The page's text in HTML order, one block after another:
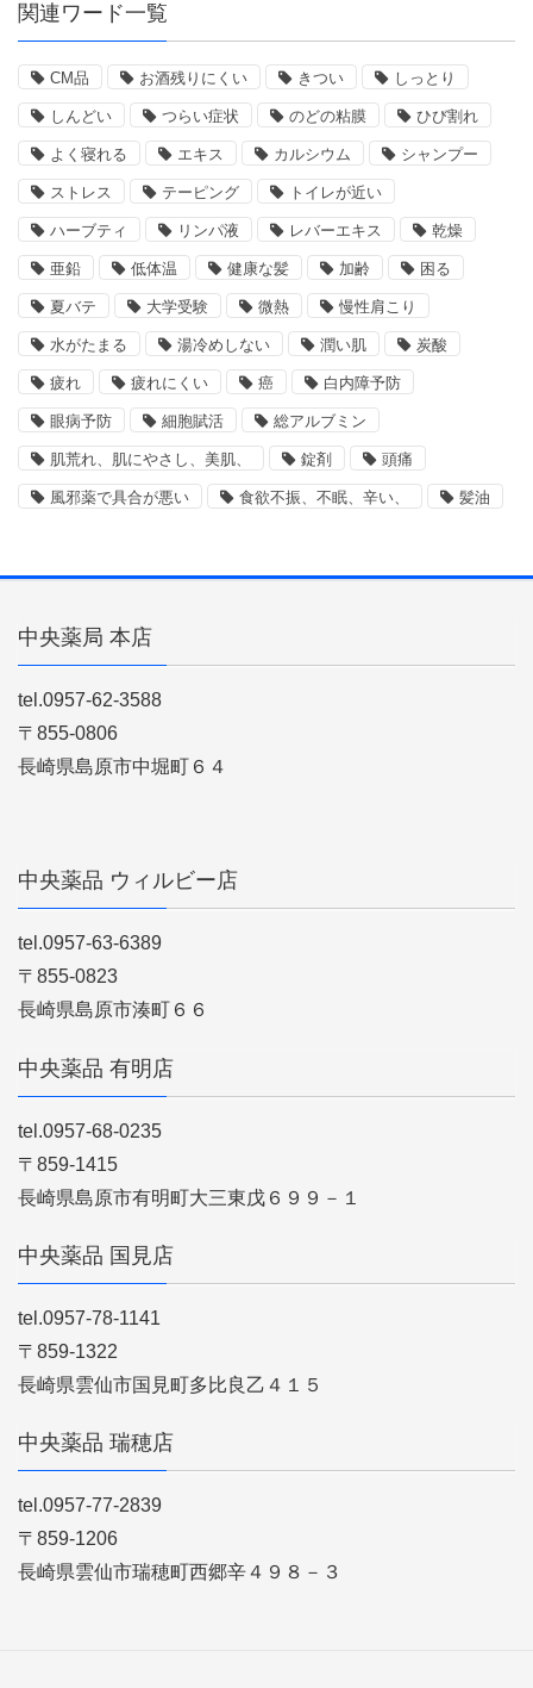
関連ワード一覧
CM品 お酒残りにくい きつい しっとり
しんどい つらい症状 のどの粘膜 ひび割れ
よく寝れる エキス カルシウム シャンプー
ストレス テーピング トイレが近い
ハーブティ リンパ液 レバーエキス 乾燥
亜鉛 低体温 健康な髪 加齢 困る
夏バテ 大学受験 微熱 慢性肩こり
水がたまる 湯冷めしない 潤い肌 炭酸
疲れ 疲れにくい 癌 白内障予防
眼病予防 細胞賦活 総アルブミン
肌荒れ、肌にやさし、美肌、 錠剤 頭痛
風邪薬で具合が悪い 食欲不振、不眠、辛い、 髪油
中央薬局 本店
tel.0957-62-3588
〒855-0806
長崎県島原市中堀町６４
中央薬品 ウィルビー店
tel.0957-63-6389
〒855-0823
長崎県島原市湊町６６
中央薬品 有明店
tel.0957-68-0235
〒859-1415
長崎県島原市有明町大三東戊６９９－１
中央薬品 国見店
tel.0957-78-1141
〒859-1322
長崎県雲仙市国見町多比良乙４１５
中央薬品 瑞穂店
tel.0957-77-2839
〒859-1206
長崎県雲仙市瑞穂町西郷辛４９８－３